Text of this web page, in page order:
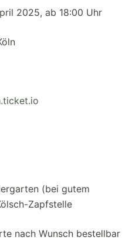
2025, ab 18:00 Uhr
(bei gutem
Zapfstelle
nach Wunsch bestellbar